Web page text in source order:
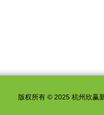
版权所有 © 2025 杭州欣赢